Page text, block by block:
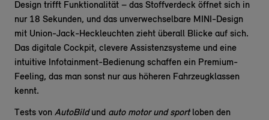
Design trifft Funktionalität – das Stoffverdeck öffnet sich in
nur 18 Sekunden, und das unverwechselbare MINI-Design
mit Union-Jack-Heckleuchten zieht überall Blicke auf sich.
Das digitale Cockpit, clevere Assistenzsysteme und eine
intuitive Infotainment-Bedienung schaffen ein Premium-
Feeling, das man sonst nur aus höheren Fahrzeugklassen
kennt.
Tests von AutoBildund auto motor und sportloben den